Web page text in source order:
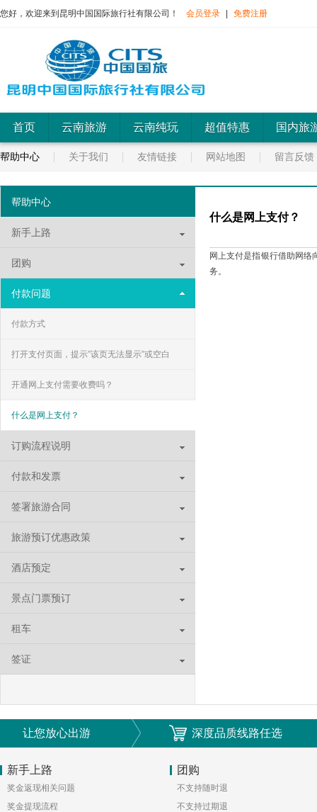
您好，欢迎来到昆明中国国际旅行社有限公司！ 会员登录 免费注册
首页 云南旅游 云南纯玩 超值特惠 国内旅
帮助中心 关于我们 友情链接 网站地图 留言反馈
帮助中心
新手上路
团购
付款问题
付款方式
打开支付页面，提示”该页无法显示”或空白
页，可能是什么原因？
开通网上支付需要收费吗？
什么是网上支付？
订购流程说明
付款和发票
签署旅游合同
旅游预订优惠政策
酒店预定
景点门票预订
租车
签证
什么是网上支付？
网上支付是指银行借助网
务。
让您放心出游 深度品质线路任选
新手上路
奖金返现相关问题
奖金提现流程
团购
不支持随时退
不支持过期退